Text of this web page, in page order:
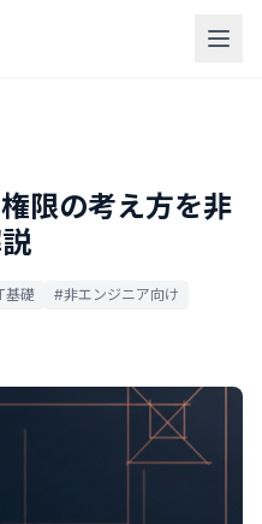
限の考え方を非
基礎
#非エンジニア向け